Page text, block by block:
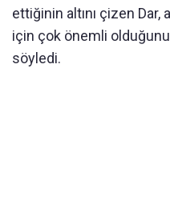
ettiğinin altını çizen
için çok önemli
söyledi.